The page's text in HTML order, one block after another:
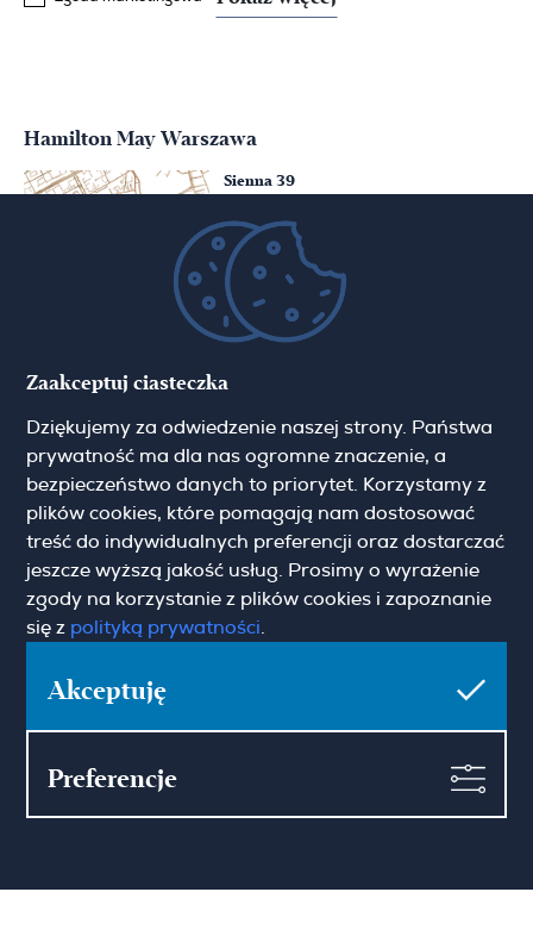
Hamilton May Warszawa
Sienna 39
(+48) 22 428 16 15
warsaw@hamiltonmay.com
31-117 Krakow
(+48) 12 426 51 26
krakow@hamiltonmay.com
Hamilton May Wrocław
Zaakceptuj ciasteczka
Dziękujemy za odwiedzenie naszej strony. Państwa
prywatność ma dla nas ogromne znaczenie, a
bezpieczeństwo danych to priorytet. Korzystamy z
plików cookies, które pomagają nam dostosować
treść do indywidualnych preferencji oraz dostarczać
jeszcze wyższą jakość usług. Prosimy o wyrażenie
zgody na korzystanie z plików cookies i zapoznanie
się z polityką prywatności
Akceptuję
Preferencje